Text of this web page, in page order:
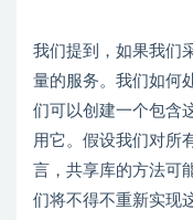
我们提到，如果我们
量的服务。我们如何
们可以创建一个包含
用它。假设我们对所
言，共享库的方法可
们将不得不重新实现